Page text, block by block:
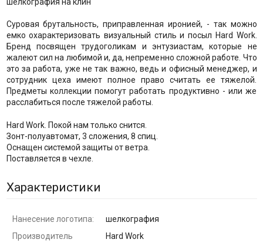
Суровая брутальность, приправленная иронией, - так можно
емко охарактеризовать визуальный стиль и посыл Hard Work.
Бренд посвящен трудоголикам и энтузиастам, которые не
жалеют сил на любимой и, да, непременно сложной работе. Что
это за работа, уже не так важно, ведь и офисный менеджер, и
сотрудник цеха имеют полное право считать ее тяжелой.
Предметы коллекции помогут работать продуктивно - или же
расслабиться после тяжелой работы.
Hard Work. Покой нам только снится.
Зонт-полуавтомат, 3 сложения, 8 спиц.
Оснащен системой защиты от ветра.
Поставляется в чехле.
Характеристики
Нанесение логотипа:
шелкография
Производитель
Hard Work